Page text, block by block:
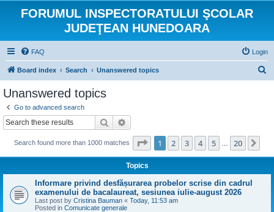
FORUMUL INSPECTORATULUI ŞCOLAR
JUDEŢEAN HUNEDOARA
FAQ Login
Board index Search Unanswered topics
Unanswered topics
Go to advanced search
Search
Search found more than 1000 matches Page 1of 20
1 2 3 4 5 20
Topics
Informare privind desfășurarea probelor scrise din cadrul
examenului de bacalaureat, sesiunea iulie-august 2026
Last post by Cristina Bauman « Today, 11:53 am
Posted in Comunicate generale